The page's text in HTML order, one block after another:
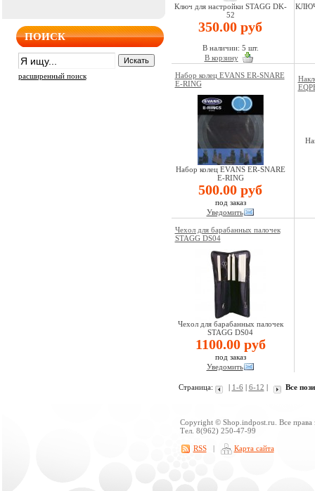
ПОИСК
расширенный поиск
Ключ для настройки STAGG DK-
52
350.00 руб
В наличии: 5 шт.
В корзину
Набор колец EVANS ER-SNARE
E-RING
Набор колец EVANS ER-SNARE
E-RING
500.00 руб
под заказ
Уведомить
Чехол для барабанных палочек
STAGG DS04
Чехол для барабанных палочек
STAGG DS04
1100.00 руб
под заказ
Уведомить
Страница: | 1-6 | 6-12 | Все
Copyright © Shop.indpost.ru. Все права
Тел. 8(962) 250-47-99
RSS | Карта сайта